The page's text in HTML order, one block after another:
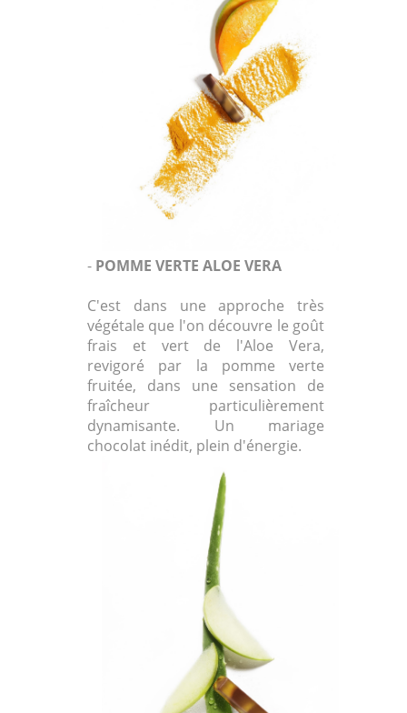
- POMME VERTE ALOE VERA
C'est dans une approche très
végétale que l'on découvre le goût
frais et vert de l'Aloe Vera,
revigoré par la pomme verte
fruitée, dans une sensation de
fraîcheur particulièrement
dynamisante. Un mariage
chocolat inédit, plein d'énergie.